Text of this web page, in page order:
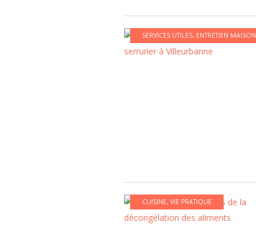
SERVICES UTILES, ENTRETIEN MAISON
CUISINE, VIE PRATIQUE